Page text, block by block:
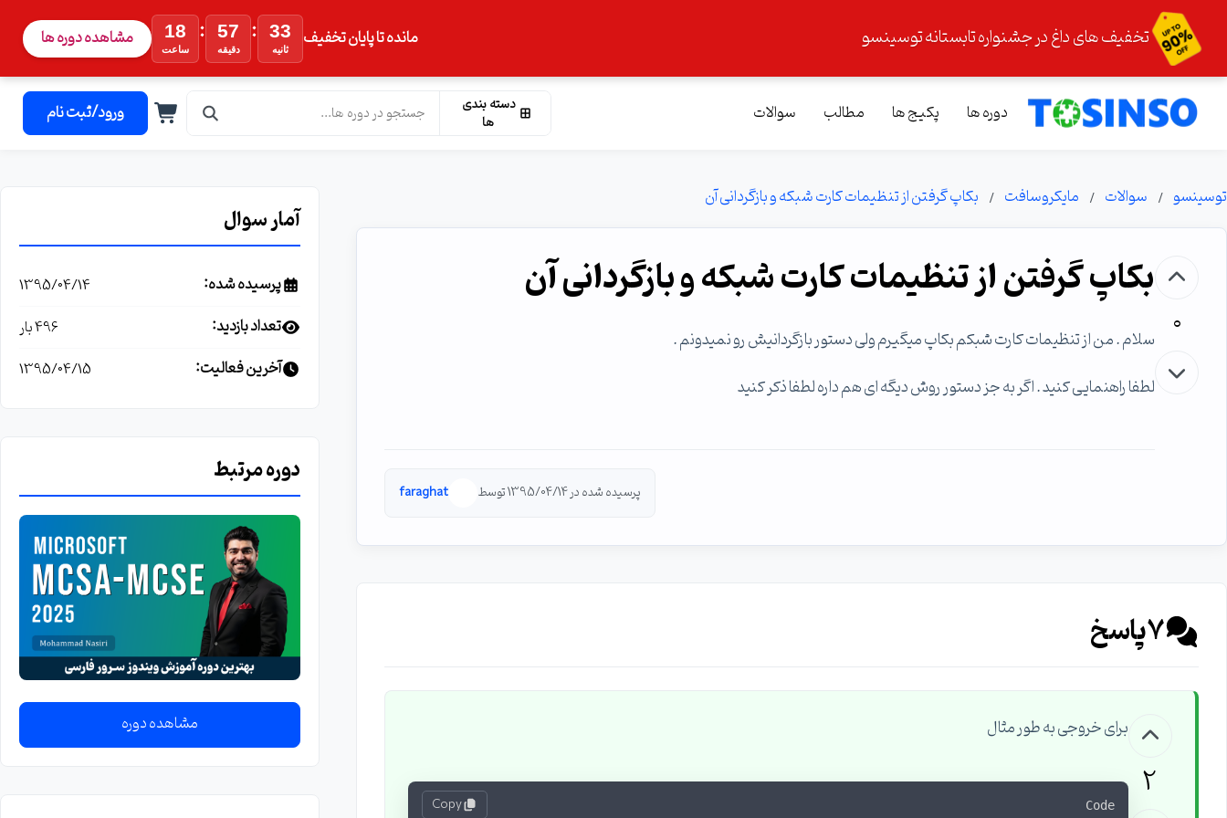
تخفیف های داغ در جشنواره تابستانه توسینسو مانده تا پایان تخفیف 18
ساعت
: 57
دقیقه
: 32
ثانیه مشاهده دوره ها
دوره ها پکیج ها مطالب سوالات
دسته بندی
ها
ورود/ثبت نام
توسینسو سوالات مایکروسافت بکاپ گرفتن از تنظیمات کارت شبکه و بازگردانی آن
0
بکاپ گرفتن از تنظیمات کارت شبکه و بازگردانی آن
سلام . من از تنظیمات کارت شبکم بکاپ میگیرم ولی دستور بازگردانیش رو نمیدونم .
لطفا راهنمایی کنید . اگر به جز دستور روش دیگه ای هم داره لطفا ذکر کنید
پرسیده شده در 1395/04/14 توسط faraghat
7پاسخ
2
برای خروجی به طور مثال
Code
Copy
آمار سوال
پرسیده شده: 1395/04/14
تعداد بازدید: 496 بار
آخرین فعالیت: 1395/04/15
دوره مرتبط
مشاهده دوره